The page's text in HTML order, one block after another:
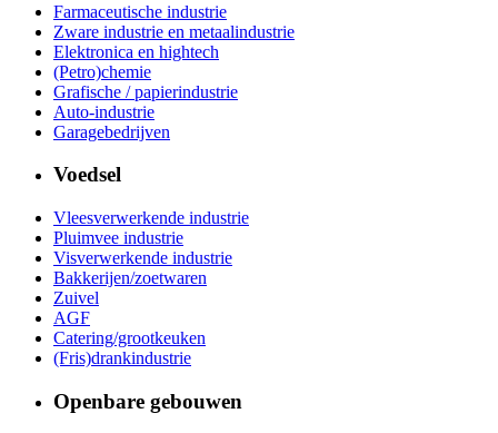
Farmaceutische industrie
Zware industrie en metaalindustrie
Elektronica en hightech
(Petro)chemie
Grafische / papierindustrie
Auto-industrie
Garagebedrijven
Voedsel
Vleesverwerkende industrie
Pluimvee industrie
Visverwerkende industrie
Bakkerijen/zoetwaren
Zuivel
AGF
Catering/grootkeuken
(Fris)drankindustrie
Openbare gebouwen